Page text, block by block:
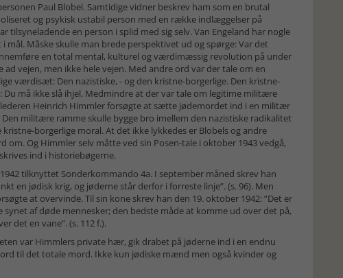
Paul Blobel. Samtidige vidner beskrev ham som en brutal
og psykisk ustabil person med en række indlæggelser på
tilsyneladende en person i splid med sig selv. Van Engeland har nogle
Måske skulle man brede perspektivet ud og spørge: Var det
en total mental, kulturel og værdimæssig revolution på under
vejen, men ikke hele vejen. Med andre ord var der tale om en
værdisæt: Den nazistiske, - og den kristne-borgerlige. Den kristne-
må ikke slå ihjel. Medmindre at der var tale om legitime militære
Heinrich Himmler forsøgte at sætte jødemordet ind i en militær
militære ramme skulle bygge bro imellem den nazistiske radikalitet
borgerlige moral. At det ikke lykkedes er Blobels og andre
Og Himmler selv måtte ved sin Posen-tale i oktober 1943 vedgå,
ind i historiebøgerne.
tilknyttet Sonderkommando 4a. I september måned skrev han
en jødisk krig, og jøderne står derfor i forreste linje”. (s. 96). Men
at overvinde. Til sin kone skrev han den 19. oktober 1942: ”Det er
af døde mennesker; den bedste måde at komme ud over det på,
det en vane”. (s. 112 f.).
var Himmlers private hær, gik drabet på jøderne ind i en endnu
til det totale mord. Ikke kun jødiske mænd men også kvinder og